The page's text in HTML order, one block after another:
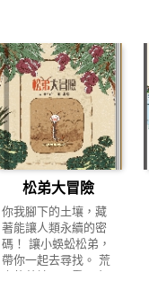
松弟大冒險
你我腳下的土壤，藏
著能讓人類永續的密
碼！ 讓小蜈蚣松弟，
帶你一起去尋找。 荒